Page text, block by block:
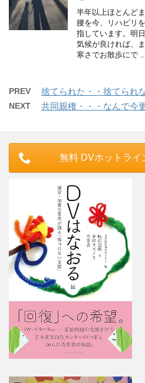
半年以上ほとんど
腰を今、リハビリ
指しています。明
気候が良ければ、
寒さでお散歩にで
PREV 捨てられた・・捨てられ
NEXT 共同親権・・・なんで今
無料 DVホットラ